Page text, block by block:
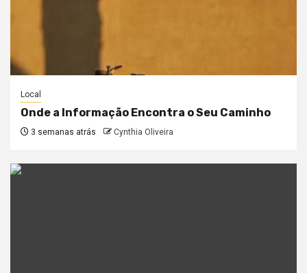
Local
Onde a Informação Encontra o Seu Caminho
3 semanas atrás Cynthia Oliveira